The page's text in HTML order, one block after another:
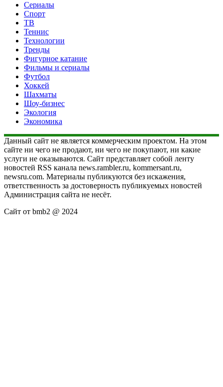
Сериалы
Спорт
ТВ
Теннис
Технологии
Тренды
Фигурное катание
Фильмы и сериалы
Футбол
Хоккей
Шахматы
Шоу-бизнес
Экология
Экономика
Данный сайт не является коммерческим проектом. На этом
сайте ни чего не продают, ни чего не покупают, ни какие
услуги не оказываются. Сайт представляет собой ленту
новостей RSS канала news.rambler.ru, kommersant.ru,
newsru.com. Материалы публикуются без искажения,
ответственность за достоверность публикуемых новостей
Администрация сайта не несёт.
Сайт от bmb2 @ 2024